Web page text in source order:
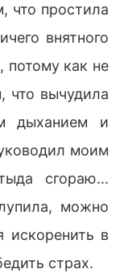
что простила
внятного
потому как не
что вычудила
дыханием и
моим
сгораю...
можно
искоренить в
страх.